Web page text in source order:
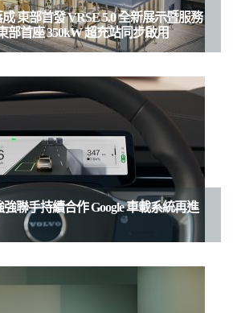
東部首發 VRSE 5.0 全新展示暨服務
部首座 350kW 超充站同步啟用
強聯手持續合作 Google 車載系統再進